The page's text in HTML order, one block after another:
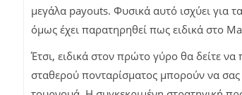
μεγάλα payouts. Φυσικά αυτό ισχύει για
όμως έχει παρατηρηθεί πως ειδικά στο
Έτσι, ειδικά στον πρώτο γύρο θα δείτε
σταθερού πονταρίσματος μπορούν να